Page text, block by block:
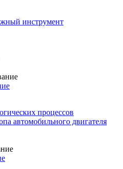
инструмент
процессов
автомобильного двигателя